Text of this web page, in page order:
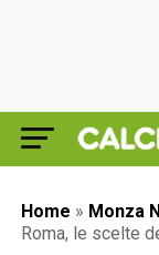
Home » Monza
Roma, le scelte